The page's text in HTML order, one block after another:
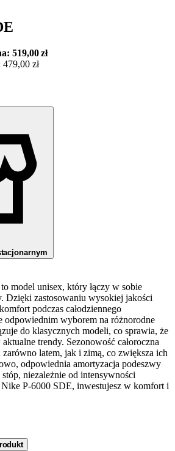
519,00zł
479,00 zł
model unisex, który łączy w sobie
Dzięki zastosowaniu wysokiej jakości
podczas całodziennego
odpowiednim wyborem na różnorodne
do klasycznych modeli, co sprawia, że
trendy. Sezonowość całoroczna
zarówno latem, jak i zimą, co zwiększa ich
odpowiednia amortyzacja podeszwy
niezależnie od intensywności
P-6000 SDE, inwestujesz w komfort i